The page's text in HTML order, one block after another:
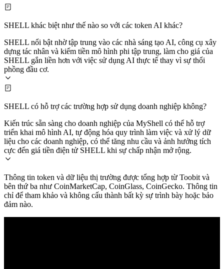
SHELL khác biệt như thế nào so với các token AI khác?
SHELL nổi bật nhờ tập trung vào các nhà sáng tạo AI, công cụ xây
dựng tác nhân và kiếm tiền mô hình phi tập trung, làm cho giá của
SHELL gắn liền hơn với việc sử dụng AI thực tế thay vì sự thổi
phồng đầu cơ.
SHELL có hỗ trợ các trường hợp sử dụng doanh nghiệp không?
Kiến trúc sẵn sàng cho doanh nghiệp của MyShell có thể hỗ trợ
triển khai mô hình AI, tự động hóa quy trình làm việc và xử lý dữ
liệu cho các doanh nghiệp, có thể tăng nhu cầu và ảnh hưởng tích
cực đến giá tiền điện tử SHELL khi sự chấp nhận mở rộng.
Thông tin token và dữ liệu thị trường được tổng hợp từ Toobit và
bên thứ ba như CoinMarketCap, CoinGlass, CoinGecko. Thông tin
chỉ để tham khảo và không cấu thành bất kỳ sự trình bày hoặc bảo
đảm nào.